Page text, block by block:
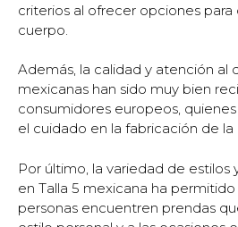
criterios al ofrecer opciones
cuerpo.
Además, la calidad y atención al
mexicanas han sido muy bien
consumidores europeos,
el cuidado en la fabricación de la
Por último, la variedad de estilos
en Talla 5 mexicana ha
personas encuentren prendas